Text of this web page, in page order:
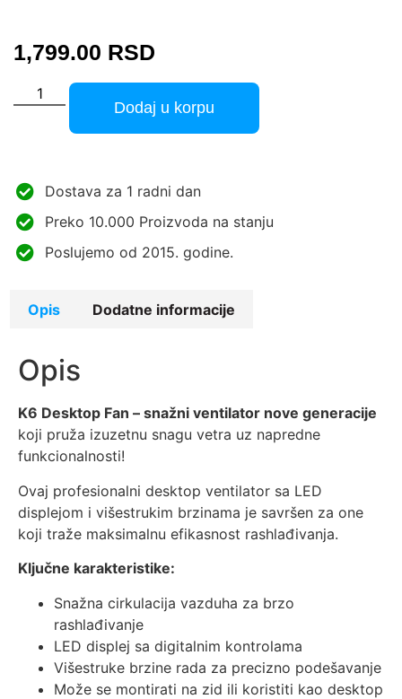
1,799.00 RSD
Dodaj u korpu
Dostava za 1 radni dan
Preko 10.000 Proizvoda na stanju
Poslujemo od 2015. godine.
Opis Dodatne informacije
Opis
K6 Desktop Fan – snažni ventilator nove generacije
koji pruža izuzetnu snagu vetra uz napredne
funkcionalnosti!
Ovaj profesionalni desktop ventilator sa LED
displejom i višestrukim brzinama je savršen za one
koji traže maksimalnu efikasnost rashlađivanja.
Ključne karakteristike:
Snažna cirkulacija vazduha za brzo
rashlađivanje
LED displej sa digitalnim kontrolama
Višestruke brzine rada za precizno podešavanje
Može se montirati na zid ili koristiti kao desktop